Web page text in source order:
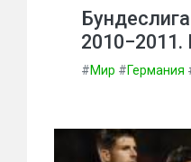
2010−2011.
#Мир #Германия